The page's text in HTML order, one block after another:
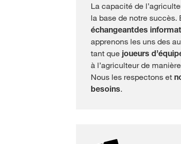
La capacité de
la base de notre succès.
échangeantdes
apprenons les uns des
tant que joueurs
à l’agriculteurde
Nous les respectons et
besoins.